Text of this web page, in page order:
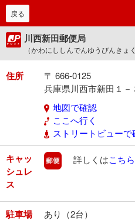
戻る
川西新田郵便局
（かわにししんでんゆうびんきょく
住所
〒 666-0125
兵庫県川西市新田１－
地図で確認
ここへ行く
ストリートビューで
キャッ
シュレ
ス
郵便
詳しくはこちら
駐車場 あり（2台）